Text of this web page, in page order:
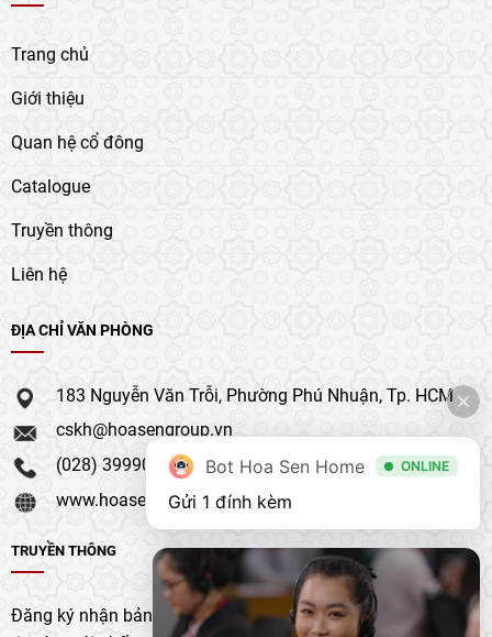
Trang chủ
Giới thiệu
Quan hệ cổ đông
Catalogue
Truyền thông
Liên hệ
ĐỊA CHỈ VĂN PHÒNG
183 Nguyễn Văn Trỗi, Phường Phú Nhuận, Tp. HCM
cskh@hoasengroup.vn
(028) 39990 111
www.hoasengroup.vn
TRUYỀN THÔNG
Đăng ký nhận bản tin của chúng tôi để nhận bản cập nhật &
Bot Hoa Sen Home ONLINE
Gửi 1 đính kèm